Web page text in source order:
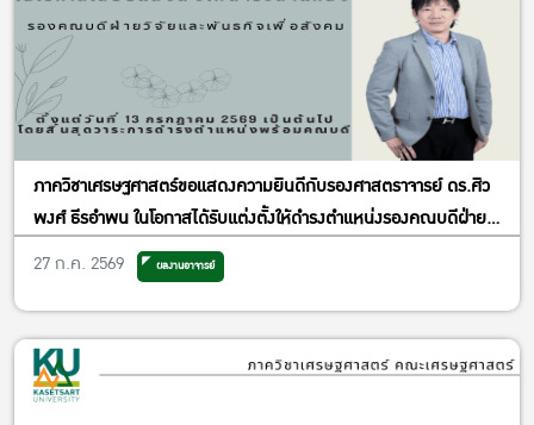
ภาควิชาเศรษฐศาสตร์ขอแสดงความยินดีกับรองศาสตราจารย์ ดร.ศิว
พงศ์ ธีรอำพน ในโอกาสได้รับแต่งตั้งให้ดำรงตำแหน่งรองคณบดีฝ่าย
วิจัยและพันธกิจเพื่อสังคม
27 ก.ค. 2569 ผลงานอาจารย์